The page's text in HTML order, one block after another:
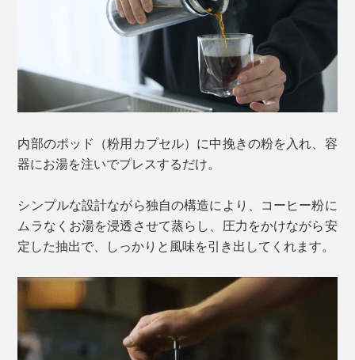
内部のポッド（粉用カプセル）に中挽きの粉を入れ、容
器にお湯を注いでプレスするだけ。
シンプルな設計ながら独自の構造により、コーヒー粉に
ムラなくお湯を浸透させて蒸らし、圧力をかけながら安
定した抽出で、しっかりと風味を引き出してくれます。